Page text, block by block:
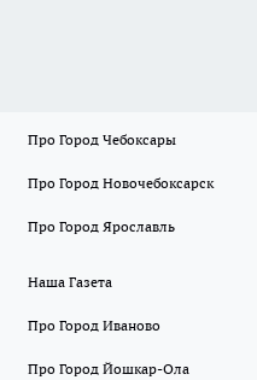
Про Город Чебоксары
Про Город Новочебоксарск
Про Город Ярославль
Наша Газета
Про Город Иваново
Про Город Йошкар-Ола